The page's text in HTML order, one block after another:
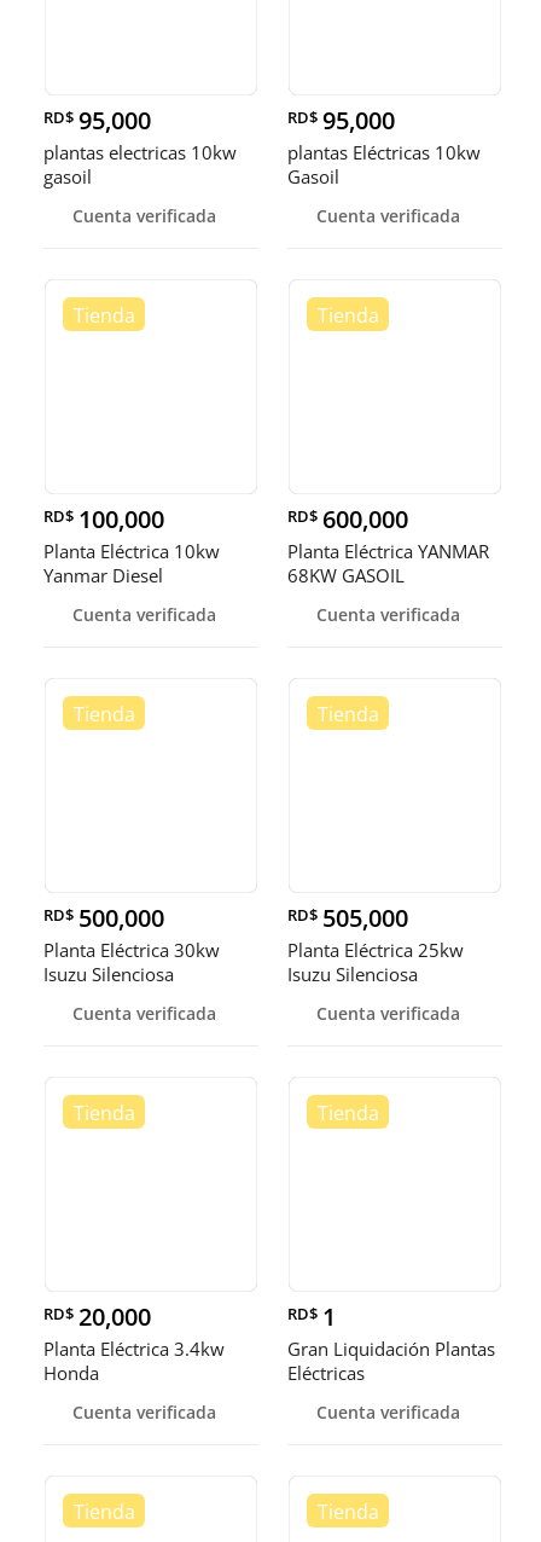
RD$ 95,000
plantas electricas 10kw
gasoil
Cuenta verificada
RD$ 95,000
plantas Eléctricas 10kw
Gasoil
Cuenta verificada
RD$ 100,000
Planta Eléctrica 10kw
Yanmar Diesel
Cuenta verificada
RD$ 600,000
Planta Eléctrica YANMAR
68KW GASOIL
Cuenta verificada
RD$ 500,000
Planta Eléctrica 30kw
Isuzu Silenciosa
Cuenta verificada
RD$ 505,000
Planta Eléctrica 25kw
Isuzu Silenciosa
Cuenta verificada
RD$ 20,000
Planta Eléctrica 3.4kw
Honda
Cuenta verificada
RD$ 1
Gran Liquidación Plantas
Eléctricas
Cuenta verificada